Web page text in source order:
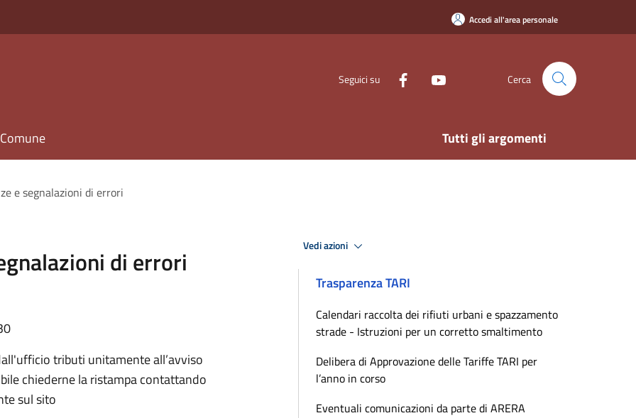
Accedi all'area personale
Seguici su Cerca
Tutti gli argomenti
e segnalazioni di errori
di errori
tributi unitamente all’avviso
chiederne la ristampa contattando
sul sito
Vedi azioni
Trasparenza TARI
Calendari raccolta dei rifiuti urbani e spazzamento
strade - Istruzioni per un corretto smaltimento
Delibera di Approvazione delle Tariffe TARI per
l’anno in corso
Eventuali comunicazioni da parte di ARERA